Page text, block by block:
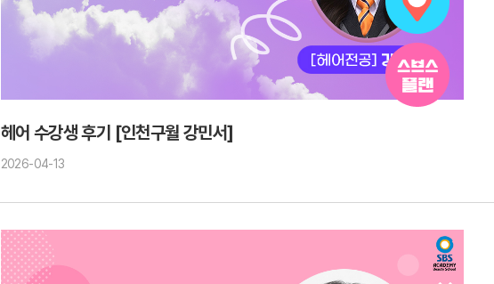
헤어 수강생 후기 [인천구월 강민서]
2026-04-13